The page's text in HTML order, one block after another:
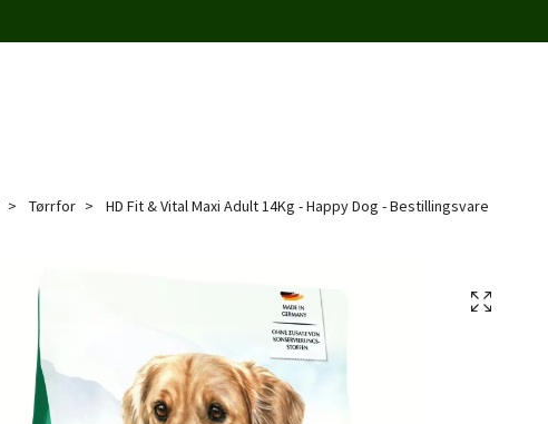
Tørrfor HD Fit & Vital Maxi Adult 14Kg - Happy Dog - Bestillingsvare